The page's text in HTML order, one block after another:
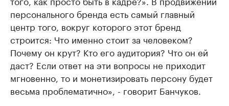
персонального бренда есть самый главный
центр того, вокруг которого этот бренд
строится: Что именно стоит за человеком?
Почему он крут? Кто его аудитория? Что он ей
даст? Если ответ на эти вопросы не приходит
мгновенно, то и монетизировать персону будет
весьма проблематично», - говорит Банчуков.